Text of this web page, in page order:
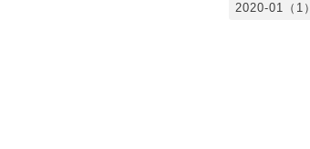
2020-01（1）